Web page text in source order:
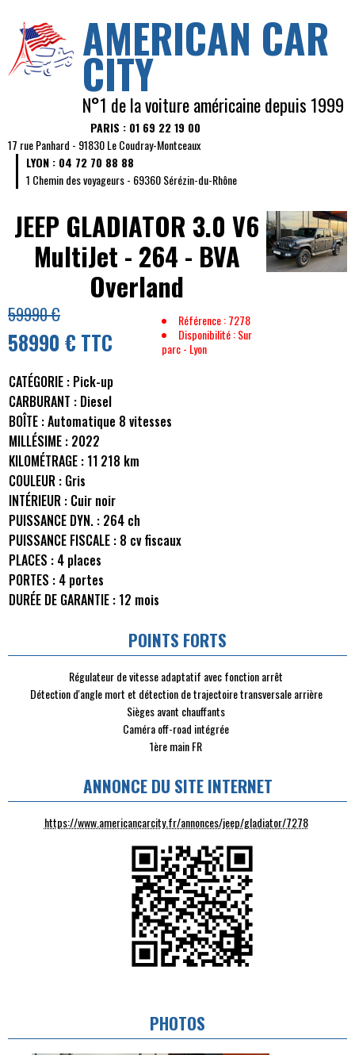
AMERICAN CAR
CITY
N°1 de la voiture américaine depuis 1999
PARIS : 01 69 22 19 00
17 rue Panhard - 91830 Le Coudray-Montceaux
LYON : 04 72 70 88 88
1 Chemin des voyageurs - 69360 Sérézin-du-Rhône
JEEP GLADIATOR 3.0 V6
MultiJet - 264 - BVA
Overland
59990 €
58990 € TTC
Référence : 7278
Disponibilité : Sur
parc - Lyon
CATÉGORIE : Pick-up
CARBURANT : Diesel
BOÎTE :Automatique 8 vitesses
MILLÉSIME : 2022
KILOMÉTRAGE : 11 218 km
COULEUR : Gris
INTÉRIEUR : Cuir noir
PUISSANCE DYN. : 264 ch
PUISSANCE FISCALE : 8 cv fiscaux
PLACES : 4 places
PORTES : 4 portes
DURÉE DE GARANTIE : 12 mois
POINTS FORTS
Régulateur de vitesse adaptatif avec fonction arrêt
Détection d'angle mort et détection de trajectoire transversale arrière
Sièges avant chauffants
Caméra off-road intégrée
1ère main FR
ANNONCE DU SITE INTERNET
https://www.americancarcity.fr/annonces/jeep/gladiator/7278
PHOTOS